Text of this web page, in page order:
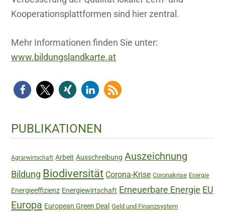
Kooperationsplattformen sind hier zentral.
Mehr Informationen finden Sie unter:
www.bildungslandkarte.at
Haupt-
Sidebar
PUBLIKATIONEN
Agrarwirtschaft Arbeit Ausschreibung Auszeichnung
Bildung Biodiversität Corona-Krise Coronakrise Energie
Energieeffizienz Energiewirtschaft Erneuerbare Energie EU
Europa European Green Deal Geld und Finanzsystem